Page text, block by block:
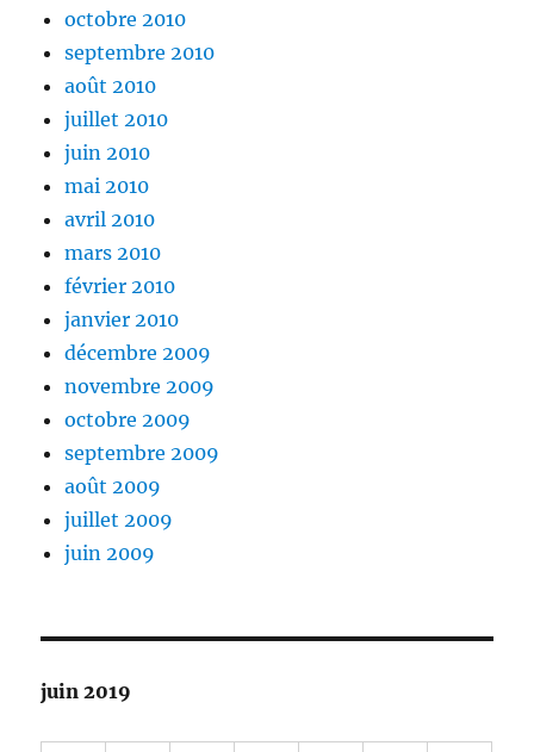
octobre 2010
septembre 2010
août 2010
juillet 2010
juin 2010
mai 2010
avril 2010
mars 2010
février 2010
janvier 2010
décembre 2009
novembre 2009
octobre 2009
septembre 2009
août 2009
juillet 2009
juin 2009
juin 2019